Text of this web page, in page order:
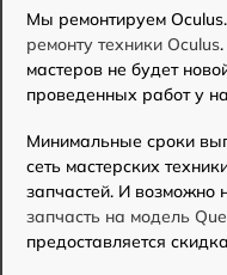
Мы ремонтируем
ремонту техники Oculus
мастеров не будет
проведенных работ у
Минимальные сроки
сеть мастерских
запчастей. И возможно
запчасть на модель
предоставляется